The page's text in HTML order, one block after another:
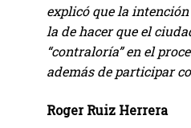
explicó que la
la de hacer que el
“contraloría” en el
además de participar
Roger Ruiz Herrera